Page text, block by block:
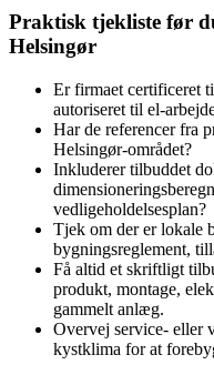
Praktisk tjekliste før
Helsingør
Er firmaet certificeret
autoriseret til
Har de referencer fra
Helsingør‑området?
Inkluderer tilbuddet
vedligeholdelsesplan?
Tjek om der er lokale
bygningsreglement,
Få altid et skriftligt
produkt, montage,
gammelt anlæg.
Overvej service‑
kystklima for at